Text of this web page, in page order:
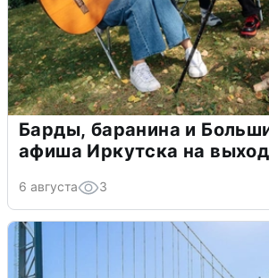
Барды, баранина и
афиша Иркутска на
6 августа 3